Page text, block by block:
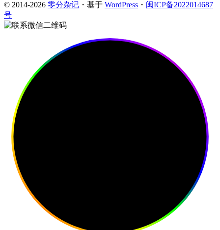
© 2014-2026 零分杂记 ・基于 WordPress ・ 闽ICP备2022014687
号